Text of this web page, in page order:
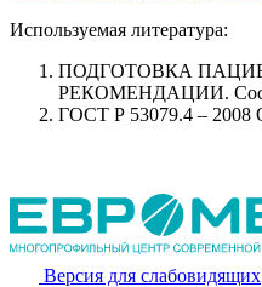
Используемая литература:
ПОДГОТОВКА
РЕКОМЕНДАЦИИ.
ГОСТ Р 53079.4 –
Версия для слабовидящих